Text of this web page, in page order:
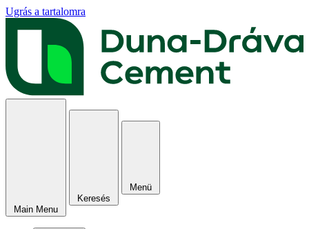
Ugrás a tartalomra
Main Menu
Keresés
Menü